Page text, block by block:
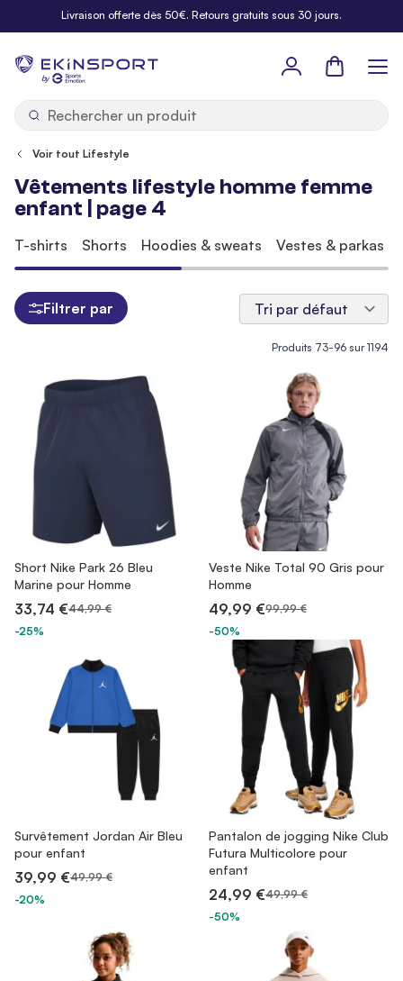
Allez au contenuLivraison offerte dès 50€. Retours gratuits sous 30 jours.
by
Panier
Voir tout Lifestyle
Vêtements lifestyle homme femme
enfant | page 4
Produits 73-96 sur1194
Short Nike Park 26 Bleu
Marine pour Homme
33,74 €44,99 €
-25%
Veste Nike Total 90 Gris pour
Homme
49,99 €99,99 €
-50%
Survêtement Jordan Air Bleu
pour enfant
39,99 €49,99 €
-20%
Pantalon de jogging Nike Club
Futura Multicolore pour
enfant
24,99 €49,99 €
-50%
T-shirts Shorts Hoodies & sweats Vestes & parkas
Filtrer par